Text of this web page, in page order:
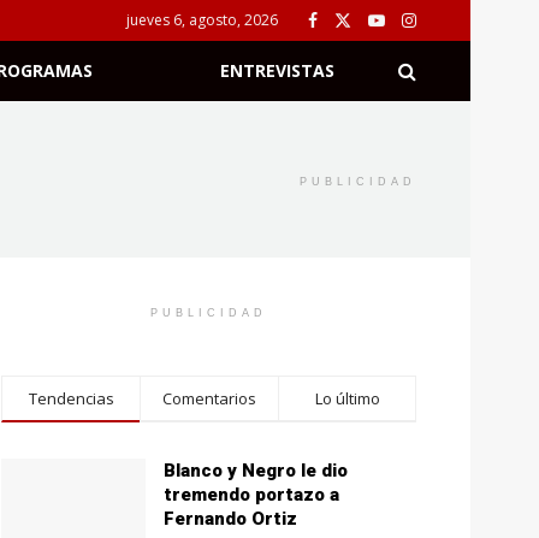
jueves 6, agosto, 2026
ENTREVISTAS
PUBLICIDAD
PUBLICIDAD
Tendencias Comentarios Lo último
Blanco y Negro le dio
tremendo portazo a
Fernando Ortiz